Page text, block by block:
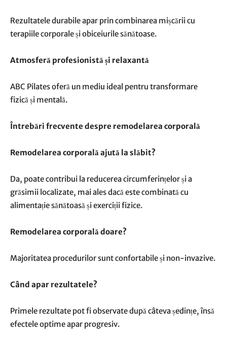
Rezultatele durabile apar prin combinarea mișcării cu
terapiile corporale și obiceiurile sănătoase.
Atmosferă profesionistă și relaxantă
ABC Pilates oferă un mediu ideal pentru transformare
fizică și mentală.
Întrebări frecvente despre remodelarea corporală
Remodelarea corporală ajută la slăbit?
Da, poate contribui la reducerea circumferințelor și a
grăsimii localizate, mai ales dacă este combinată cu
alimentație sănătoasă și exerciții fizice.
Remodelarea corporală doare?
Majoritatea procedurilor sunt confortabile și non-invazive.
Când apar rezultatele?
Primele rezultate pot fi observate după câteva ședințe, însă
efectele optime apar progresiv.